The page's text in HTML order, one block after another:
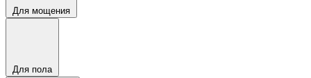
Для мощения
Для пола